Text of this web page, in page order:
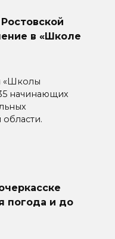
в «Школе
«Школы
начинающих
погода и до